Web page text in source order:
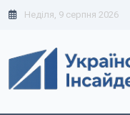
Неділя, 9 серпня 2026